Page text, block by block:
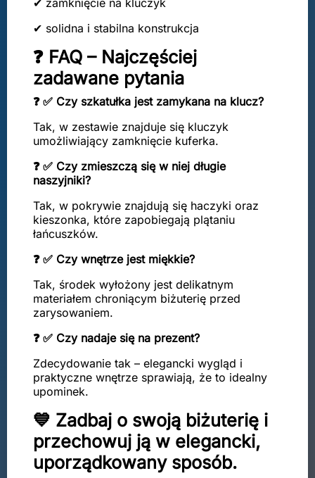
✔ zamknięcie na kluczyk
✔ solidna i stabilna konstrukcja
❓ FAQ – Najczęściej
zadawane pytania
❓ ✅ Czy szkatułka jest zamykana na klucz?
Tak, w zestawie znajduje się kluczyk
umożliwiający zamknięcie kuferka.
❓ ✅ Czy zmieszczą się w niej długie
naszyjniki?
Tak, w pokrywie znajdują się haczyki oraz
kieszonka, które zapobiegają plątaniu
łańcuszków.
❓ ✅ Czy wnętrze jest miękkie?
Tak, środek wyłożony jest delikatnym
materiałem chroniącym biżuterię przed
zarysowaniem.
❓ ✅ Czy nadaje się na prezent?
Zdecydowanie tak – elegancki wygląd i
praktyczne wnętrze sprawiają, że to idealny
upominek.
💙 Zadbaj o swoją biżuterię i
przechowuj ją w elegancki,
uporządkowany sposób.